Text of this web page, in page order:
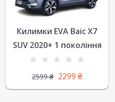
Килимки EVA Baic X7
SUV 2020+ 1 покоління
2599₴ 2299 ₴